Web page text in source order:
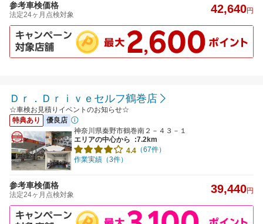
参考車検価格
法定24ヶ月点検対象 42,640円
Ｄｒ．Ｄｒｉｖｅセルフ鶴巻店
☆車検お見積りイベントのお知らせ☆
特典あり
優良店
神奈川県秦野市鶴巻南２－４３－１
エリアの中心から
:7.2km
4.4 （67件）
作業実績（3件）
参考車検価格
法定24ヶ月点検対象 39,440円